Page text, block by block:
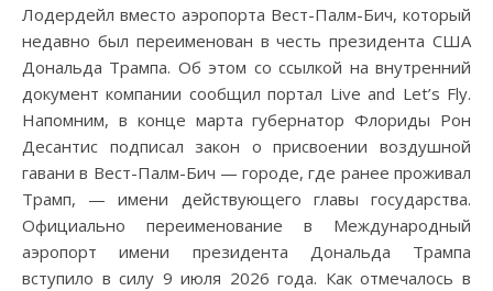
Лодердейл вместо аэропорта Вест-Палм-Бич, который
недавно был переименован в честь президента США
Дональда Трампа. Об этом со ссылкой на внутренний
документ компании сообщил портал Live and Let’s Fly.
Напомним, в конце марта губернатор Флориды Рон
Десантис подписал закон о присвоении воздушной
гавани в Вест-Палм-Бич — городе, где ранее проживал
Трамп, — имени действующего главы государства.
Официально переименование в Международный
аэропорт имени президента Дональда Трампа
вступило в силу 9 июля 2026 года. Как отмечалось в